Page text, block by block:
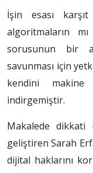
İşin esası
algoritmaların
sorusunun bir
savunması için
kendini
indirgemiştir.
Makalede dikkati
geliştiren Sarah
dijital haklarını